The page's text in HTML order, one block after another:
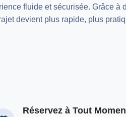
fluide et sécurisée. Grâce à
devient plus rapide, plus
Réservez à Tout